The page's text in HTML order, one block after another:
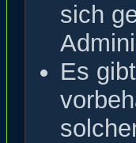
sich
Es